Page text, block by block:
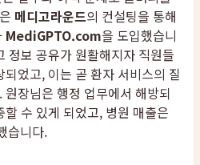
메디고라운드의 컨설팅을 통해
MediGPTO.com을 도입했습니
정보 공유가 원활해지자 직원들
었고, 이는 곧 환자 서비스의 질
장님은 행정 업무에서 해방되
수 있게 되었고, 병원 매출은
습니다.